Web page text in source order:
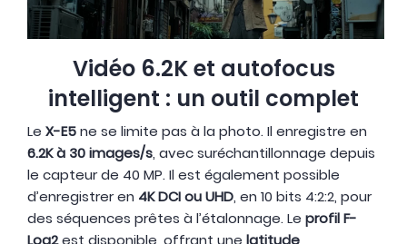
Vidéo 6.2K et autofocus
intelligent : un outil complet
Le X-E5ne se limite pas à la photo. Il enregistre en
6.2K à 30 images/s, avec suréchantillonnage depuis
le capteur de 40 MP. Il est également possible
d’enregistrer en 4K DCI ou UHD, en 10 bits 4:2:2, pour
des séquences prêtes à l’étalonnage. Le profil F-
Log2est disponible, offrant une latitude